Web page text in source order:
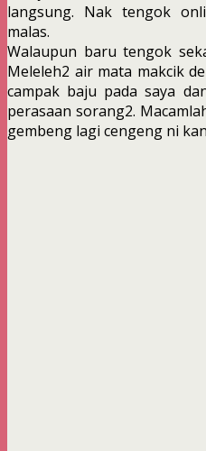
langsung. Nak tengok
malas.
Walaupun baru tengok
Meleleh2 air mata makcik
campak baju pada saya
perasaan sorang2.
gembeng lagi cengeng ni